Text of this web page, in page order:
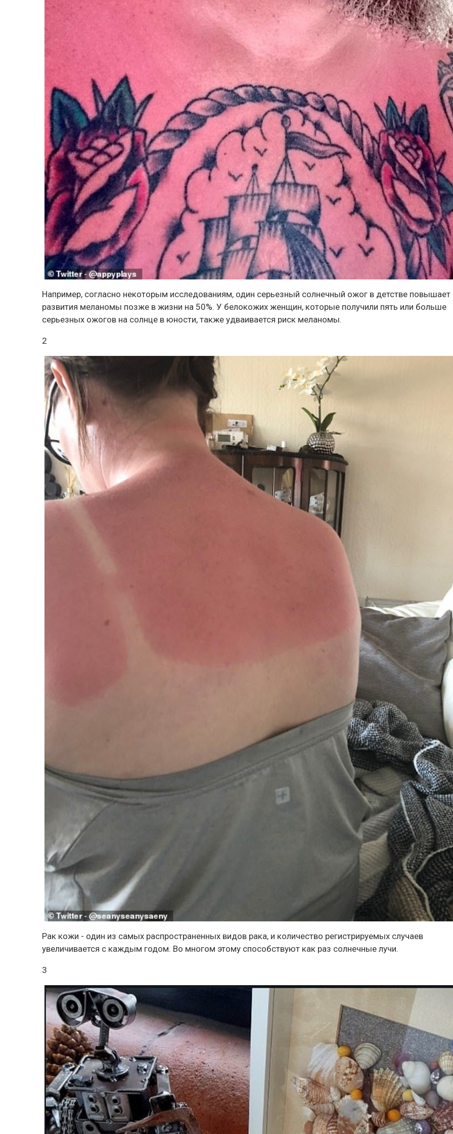
Например, согласно некоторым исследованиям, один серьезный солнечный ожог в детстве повышает
развития меланомы позже в жизни на 50%. У белокожих женщин, которые получили пять или больше
серьезных ожогов на солнце в юности, также удваивается риск меланомы.
2
Рак кожи - один из самых распространенных видов рака, и количество регистрируемых случаев
увеличивается с каждым годом. Во многом этому способствуют как раз солнечные лучи.
3